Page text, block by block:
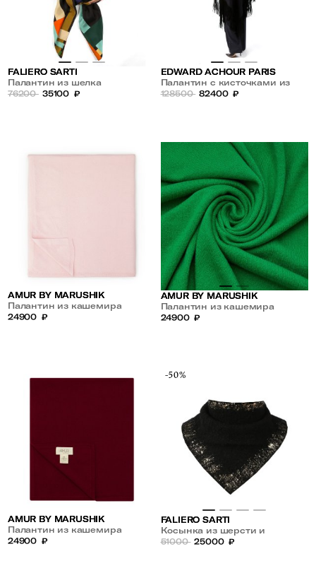
FALIERO SARTI
Палантин из шелка
76200 35100 ₽
EDWARD ACHOUR PARIS
Палантин с кисточками из
шерсти и кашемира
128500 82400 ₽
AMUR BY MARUSHIK
Палантин из кашемира
24900 ₽
AMUR BY MARUSHIK
Палантин из кашемира
24900 ₽
AMUR BY MARUSHIK
Палантин из кашемира
24900 ₽
-50%
FALIERO SARTI
Косынка из шерсти и
кашемира
51000 25000 ₽